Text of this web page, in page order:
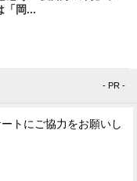
「岡...
- PR -
トにご協力をお願いし